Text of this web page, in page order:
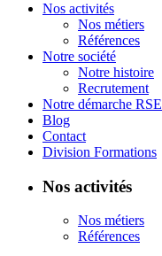
Nos activités
Nos métiers
Références
Notre société
Notre histoire
Recrutement
Notre démarche RSE
Blog
Contact
Division Formations
Nos activités
Nos métiers
Références